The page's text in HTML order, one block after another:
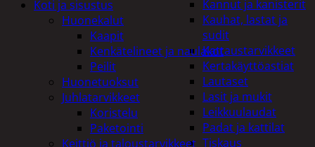
Kannut ja kanisterit
Kauhat, lastat ja
sudit
Kattaustarvikkeet
Kertakäyttöastiat
Lautaset
Lasit ja mukit
Leikkuulaudat
Padat ja kattilat
Tiskaus
Koti ja sisustus
Huonekalut
Kaapit
Kenkätelineet ja naulakot
Peilit
Huonetuoksut
Juhlatarvikkeet
Koristelu
Paketointi
Keittiö ja taloustarvikkeet